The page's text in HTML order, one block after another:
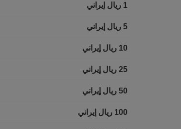
1 ريال إيراني
5 ريال إيراني
10 ريال إيراني
25 ريال إيراني
50 ريال إيراني
100 ريال إيراني